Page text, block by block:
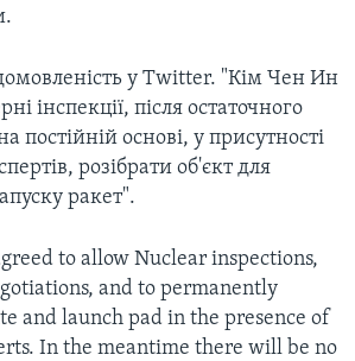
у Twitter. "Кім Чен Ин
інспекції, після остаточного
постійній основі, у присутності
розібрати об'єкт для
ракет".
to allow Nuclear inspections,
and to permanently
and launch pad in the presence of
In the meantime there will be no